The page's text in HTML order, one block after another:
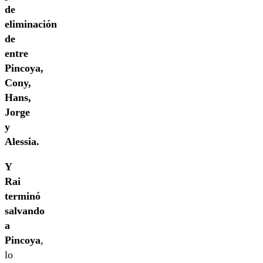
de
eliminación
de
entre
Pincoya,
Cony,
Hans,
Jorge
y
Alessia.
Y
Rai
terminó
salvando
a
Pincoya,
lo